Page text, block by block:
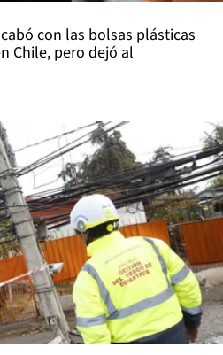
con las bolsas plásticas
Chile, pero dejó al